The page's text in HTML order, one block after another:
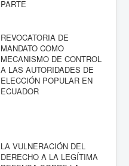
PARTE
REVOCATORIA DE
MANDATO COMO
MECANISMO DE CONTROL
A LAS AUTORIDADES DE
ELECCIÓN POPULAR EN
ECUADOR
LA VULNERACIÓN DEL
DERECHO A LA LEGÍTIMA